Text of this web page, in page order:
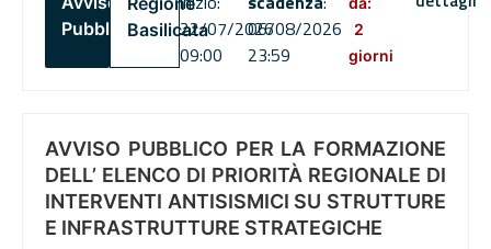
PubblicoBasilicata22/07/2026
09:00
06/08/2026
23:59
2
giorni
AVVISO PUBBLICO PER LA FORMAZIONE
DELL’ ELENCO DI PRIORITÀ REGIONALE DI
INTERVENTI ANTISISMICI SU STRUTTURE
E INFRASTRUTTURE STRATEGICHE